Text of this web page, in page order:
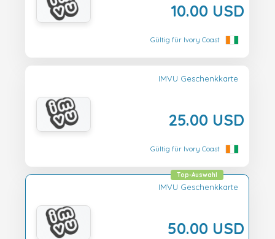
10.00 USD
Gültig für Ivory Coast
IMVU Geschenkkarte
25.00 USD
Gültig für Ivory Coast
IMVU Geschenkkarte
50.00 USD
Top-Auswahl